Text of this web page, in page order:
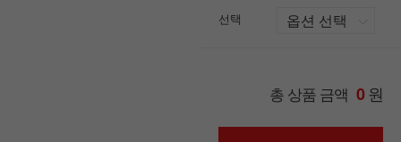
선택
총 상품 금액 0원